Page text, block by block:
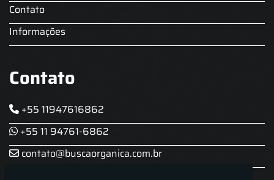
Contato
Informações
Contato
+55 11947616862
+55 11 94761-6862
contato@buscaorganica.com.br